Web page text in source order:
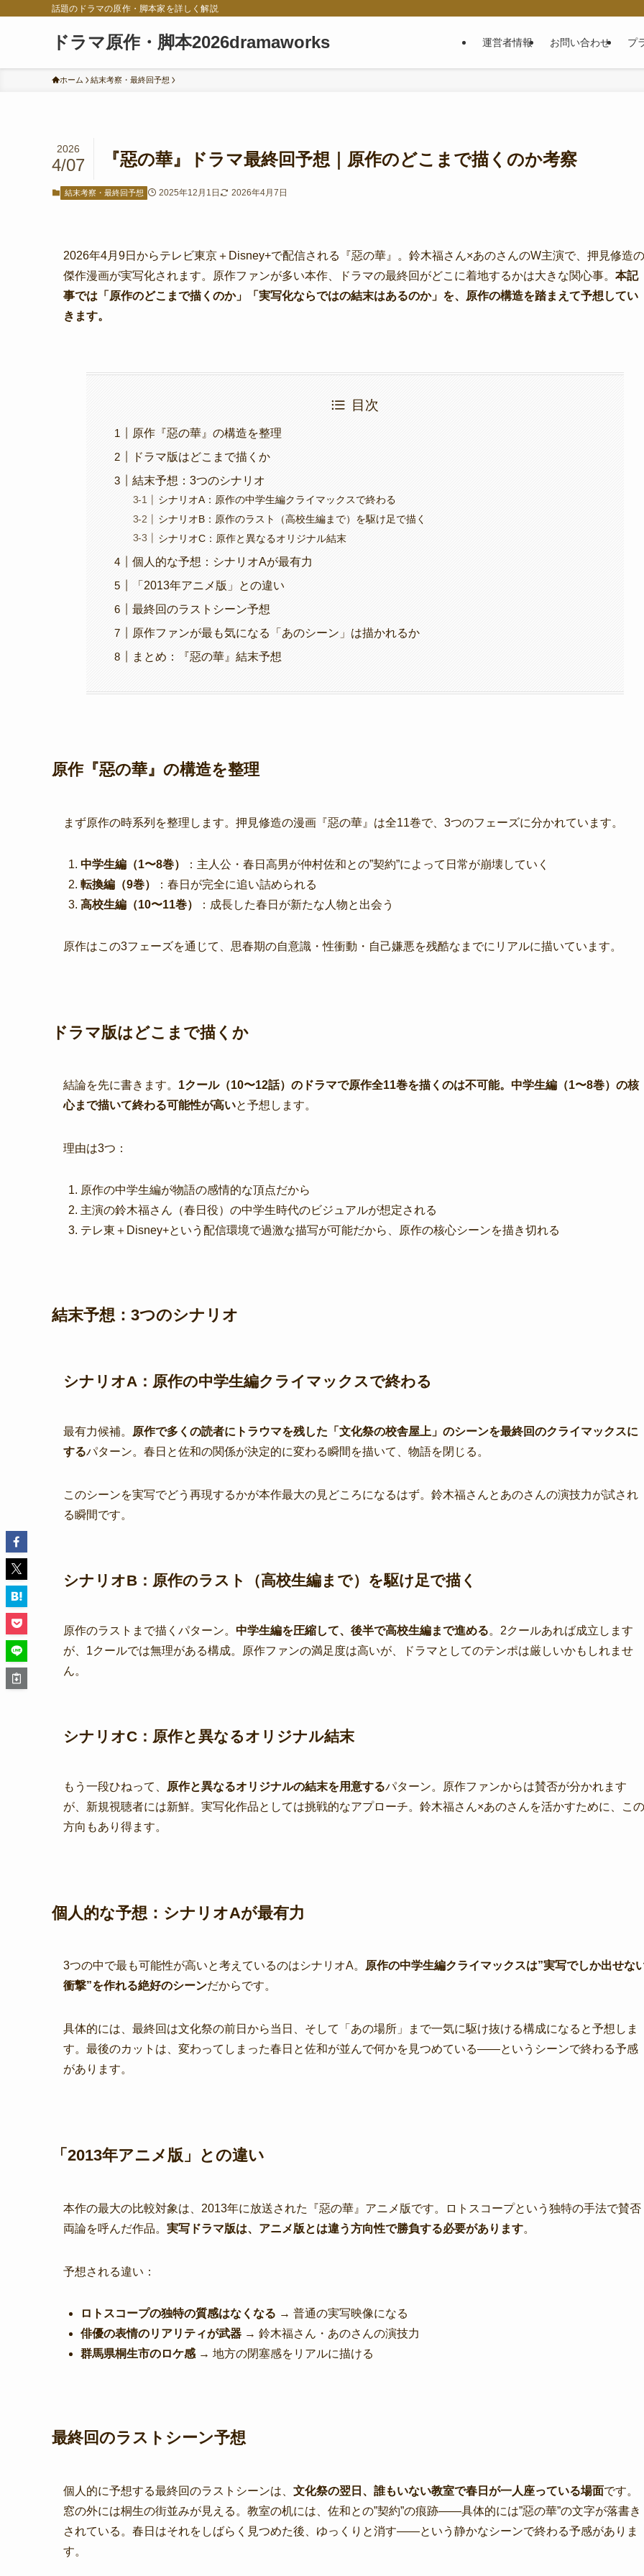
話題のドラマの原作・脚本家を詳しく解説
ドラマ原作・脚本2026dramaworks 運営者情報 お問い合わせ プ
ホーム 結末考察・最終回予想
『惡の華』ドラマ最終回予想｜原作のどこまで描くのか考察
2026
4/07
結末考察・最終回予想 2025年12月1日 2026年4月7日
2026年4月9日からテレビ東京＋Disney+で配信される『惡の華』。鈴木福さん×あのさんのW主演で、押見修造の
傑作漫画が実写化されます。原作ファンが多い本作、ドラマの最終回がどこに着地するかは大きな関心事。 本記
事では「原作のどこまで描くのか」「実写化ならではの結末はあるのか」を、原作の構造を踏まえて予想してい
きます。
目次
原作『惡の華』の構造を整理
ドラマ版はどこまで描くか
結末予想：3つのシナリオ
シナリオA：原作の中学生編クライマックスで終わる
シナリオB：原作のラスト（高校生編まで）を駆け足で描く
シナリオC：原作と異なるオリジナル結末
個人的な予想：シナリオAが最有力
「2013年アニメ版」との違い
最終回のラストシーン予想
原作ファンが最も気になる「あのシーン」は描かれるか
まとめ：『惡の華』結末予想
原作『惡の華』の構造を整理
まず原作の時系列を整理します。押見修造の漫画『惡の華』は全11巻で、3つのフェーズに分かれています。
中学生編（1〜8巻）
：主人公・春日高男が仲村佐和との”契約”によって日常が崩壊していく
転換編（9巻）
：春日が完全に追い詰められる
高校生編（10〜11巻）
：成長した春日が新たな人物と出会う
原作はこの3フェーズを通じて、思春期の自意識・性衝動・自己嫌悪を残酷なまでにリアルに描いています。
ドラマ版はどこまで描くか
結論を先に書きます。 1クール（10〜12話）のドラマで原作全11巻を描くのは不可能。中学生編（1〜8巻）の核
心まで描いて終わる可能性が高いと予想します。
理由は3つ：
原作の中学生編が物語の感情的な頂点だから
主演の鈴木福さん（春日役）の中学生時代のビジュアルが想定される
テレ東＋Disney+という配信環境で過激な描写が可能だから、原作の核心シーンを描き切れる
結末予想：3つのシナリオ
シナリオA：原作の中学生編クライマックスで終わる
最有力候補。
原作で多くの読者にトラウマを残した「文化祭の校舎屋上」のシーンを最終回のクライマックスに
するパターン。春日と佐和の関係が決定的に変わる瞬間を描いて、物語を閉じる。
このシーンを実写でどう再現するかが本作最大の見どころになるはず。鈴木福さんとあのさんの演技力が試され
る瞬間です。
シナリオB：原作のラスト（高校生編まで）を駆け足で描く
原作のラストまで描くパターン。 中学生編を圧縮して、後半で高校生編まで進める。2クールあれば成立します
が、1クールでは無理がある構成。原作ファンの満足度は高いが、ドラマとしてのテンポは厳しいかもしれませ
ん。
シナリオC：原作と異なるオリジナル結末
もう一段ひねって、 原作と異なるオリジナルの結末を用意するパターン。原作ファンからは賛否が分かれます
が、新規視聴者には新鮮。実写化作品としては挑戦的なアプローチ。鈴木福さん×あのさんを活かすために、この
方向もあり得ます。
個人的な予想：シナリオAが最有力
3つの中で最も可能性が高いと考えているのはシナリオA。
原作の中学生編クライマックスは”実写でしか出せな
衝撃”を作れる絶好のシーンだからです。
具体的には、最終回は文化祭の前日から当日、そして「あの場所」まで一気に駆け抜ける構成になると予想しま
す。最後のカットは、変わってしまった春日と佐和が並んで何かを見つめている——というシーンで終わる予感
があります。
「2013年アニメ版」との違い
本作の最大の比較対象は、2013年に放送された『惡の華』アニメ版です。ロトスコープという独特の手法で賛否
両論を呼んだ作品。 実写ドラマ版は、アニメ版とは違う方向性で勝負する必要があります。
予想される違い：
ロトスコープの独特の質感はなくなる → 普通の実写映像になる
俳優の表情のリアリティが武器 → 鈴木福さん・あのさんの演技力
群馬県桐生市のロケ感 → 地方の閉塞感をリアルに描ける
最終回のラストシーン予想
個人的に予想する最終回のラストシーンは、 文化祭の翌日、誰もいない教室で春日が一人座っている場面です。
窓の外には桐生の街並みが見える。教室の机には、佐和との”契約”の痕跡——具体的には”惡の華”の文字が落書き
されている。春日はそれをしばらく見つめた後、ゆっくりと消す——という静かなシーンで終わる予感がありま
す。